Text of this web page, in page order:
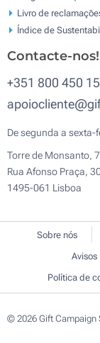
Livro de
Índice de
Contacte-nos!
+351 800 450
De segunda a
Torre de Monsanto,
Rua Afonso Praça,
1495-061 Lisboa
Sobre nós
Avisos
Política de
© 2026 Gift Campaign